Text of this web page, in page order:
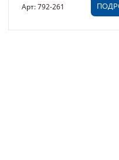
Арт: 792-261